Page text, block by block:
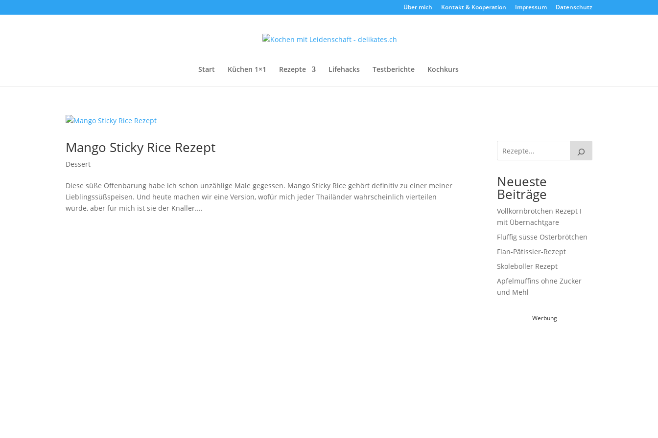
Über mich Kontakt & Kooperation Impressum Datenschutz
Start Küchen 1×1 Rezepte Lifehacks Testberichte Kochkurs
Mango Sticky Rice Rezept
Dessert
Diese süße Offenbarung habe ich schon unzählige Male gegessen. Mango Sticky Rice gehört definitiv zu einer meiner
Lieblingssüßspeisen. Und heute machen wir eine Version, wofür mich jeder Thailänder wahrscheinlich vierteilen
würde, aber für mich ist sie der Knaller....
Neueste
Beiträge
Vollkornbrötchen Rezept I
mit Übernachtgare
Fluffig süsse Osterbrötchen
Flan-Pâtissier-Rezept
Skoleboller Rezept
Apfelmuffins ohne Zucker
und Mehl
Werbung